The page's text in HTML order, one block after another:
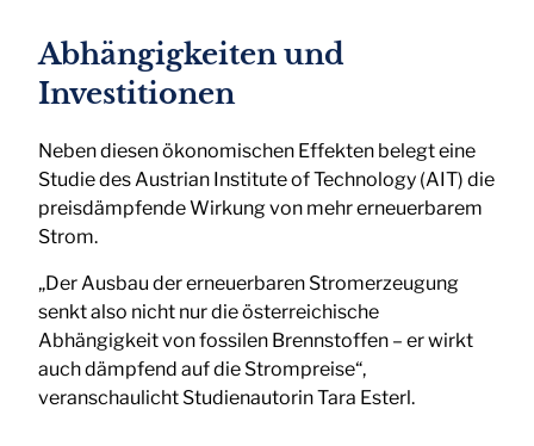
Abhängigkeiten und
Investitionen
Neben diesen ökonomischen Effekten belegt eine
Studie des Austrian Institute of Technology (AIT) die
preisdämpfende Wirkung von mehr erneuerbarem
Strom.
„Der Ausbau der erneuerbaren Stromerzeugung
senkt also nicht nur die österreichische
Abhängigkeit von fossilen Brennstoffen – er wirkt
auch dämpfend auf die Strompreise“,
veranschaulicht Studienautorin Tara Esterl.